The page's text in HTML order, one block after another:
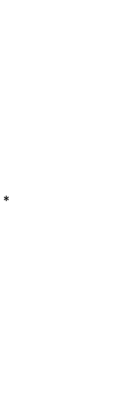
*Обязательно